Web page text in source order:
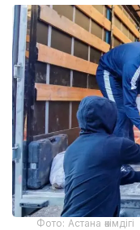
Фото: Астана әкімдігі